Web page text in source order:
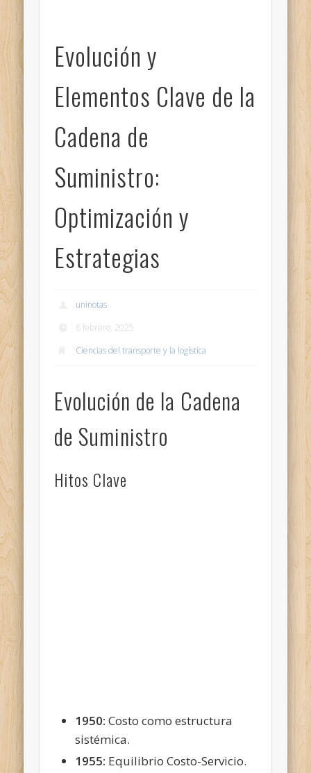
Evolución y
Elementos Clave de la
Cadena de
Suministro:
Optimización y
Estrategias
uninotas
6 febrero, 2025
Ciencias del transporte y la logística
Evolución de la Cadena
de Suministro
Hitos Clave
1950: Costo como estructura
sistémica.
1955: Equilibrio Costo-Servicio.